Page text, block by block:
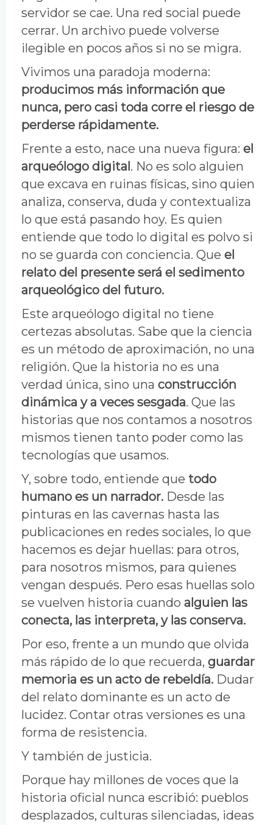
servidor se cae. Una red social puede
cerrar. Un archivo puede volverse
ilegible en pocos años si no se migra.
Vivimos una paradoja moderna:
producimos más información que
nunca, pero casi toda corre el riesgo de
perderse rápidamente.
Frente a esto, nace una nueva figura: el
arqueólogo digital. No es solo alguien
que excava en ruinas físicas, sino quien
analiza, conserva, duda y contextualiza
lo que está pasando hoy. Es quien
entiende que todo lo digital es polvo si
no se guarda con conciencia. Que el
relato del presente será el sedimento
arqueológico del futuro.
Este arqueólogo digital no tiene
certezas absolutas. Sabe que la ciencia
es un método de aproximación, no una
religión. Que la historia no es una
verdad única, sino una construcción
dinámica y a veces sesgada. Que las
historias que nos contamos a nosotros
mismos tienen tanto poder como las
tecnologías que usamos.
Y, sobre todo, entiende que todo
humano es un narrador. Desde las
pinturas en las cavernas hasta las
publicaciones en redes sociales, lo que
hacemos es dejar huellas: para otros,
para nosotros mismos, para quienes
vengan después. Pero esas huellas solo
se vuelven historia cuando alguien las
conecta, las interpreta, y las conserva.
Por eso, frente a un mundo que olvida
más rápido de lo que recuerda, guardar
memoria es un acto de rebeldía. Dudar
del relato dominante es un acto de
lucidez. Contar otras versiones es una
forma de resistencia.
Y también de justicia.
Porque hay millones de voces que la
historia oficial nunca escribió: pueblos
desplazados, culturas silenciadas, ideas